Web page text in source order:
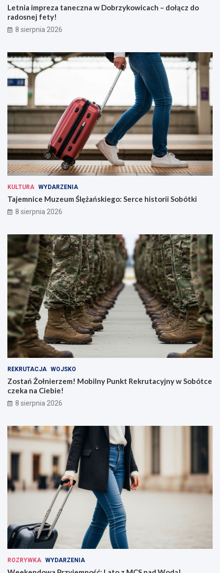
Letnia impreza taneczna w Dobrzykowicach – dołącz do
radosnej fety!
8 sierpnia 2026
KULTURA WYDARZENIA
Tajemnice Muzeum Ślężańskiego: Serce historii Sobótki
8 sierpnia 2026
REKRUTACJA WOJSKO
Zostań Żołnierzem! Mobilny Punkt Rekrutacyjny w Sobótce
czeka na Ciebie!
8 sierpnia 2026
ROZRYWKA WYDARZENIA